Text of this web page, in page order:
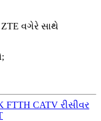
ZTE વગેરે સાથે
FTTH CATV રીસીવર